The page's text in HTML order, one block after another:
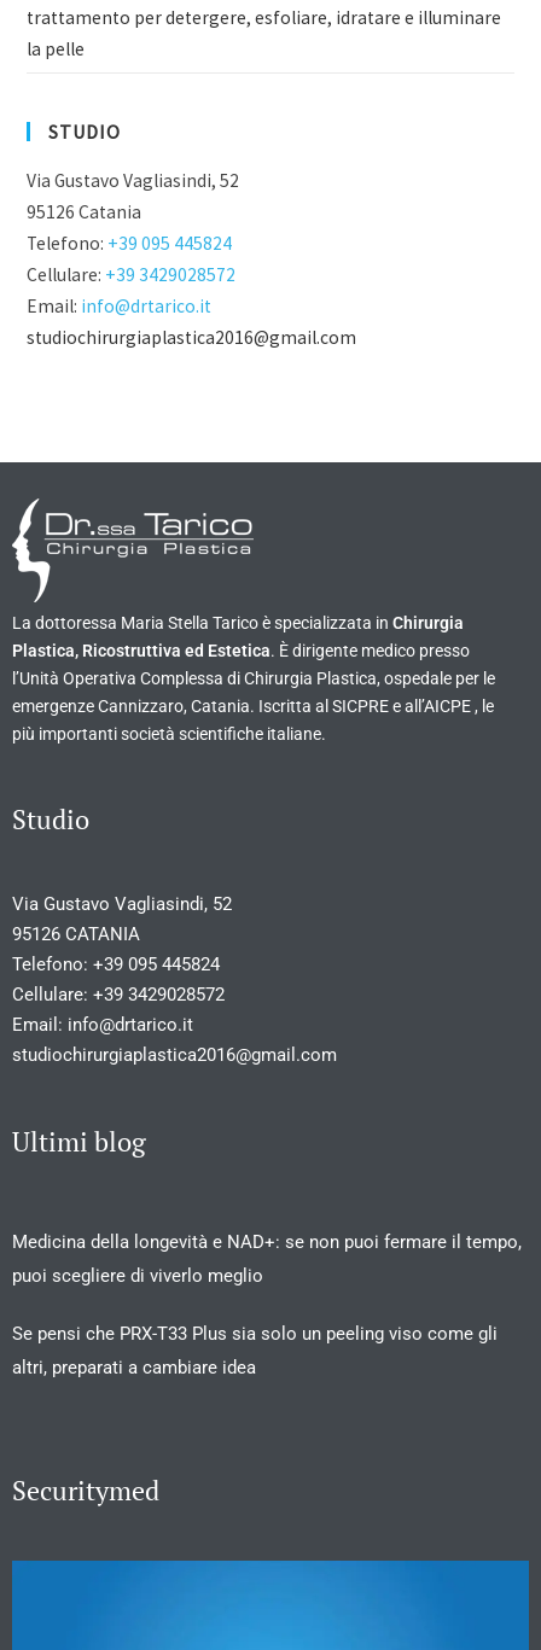
trattamento per detergere, esfoliare, idratare e illuminare
la pelle
STUDIO
Via Gustavo Vagliasindi, 52
95126 Catania
Telefono: +39 095 445824
Cellulare: +39 3429028572
Email: info@drtarico.it
studiochirurgiaplastica2016@gmail.com
La dottoressa Maria Stella Tarico è specializzata in Chirurgia
Plastica, Ricostruttiva ed Estetica. È dirigente medico presso
l’Unità Operativa Complessa di Chirurgia Plastica, ospedale per le
emergenze Cannizzaro, Catania. Iscritta al SICPRE e all’AICPE , le
più importanti società scientifiche italiane.
Studio
Via Gustavo Vagliasindi, 52
95126 CATANIA
Telefono: +39 095 445824
Cellulare: +39 3429028572
Email: info@drtarico.it
studiochirurgiaplastica2016@gmail.com
Ultimi blog
Medicina della longevità e NAD+: se non puoi fermare il tempo,
puoi scegliere di viverlo meglio
Se pensi che PRX-T33 Plus sia solo un peeling viso come gli
altri, preparati a cambiare idea
Securitymed